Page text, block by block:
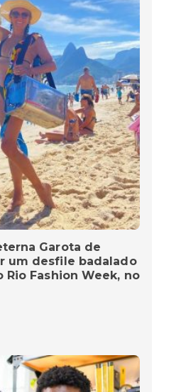
Garota de
um desfile badalado
Rio Fashion Week, no